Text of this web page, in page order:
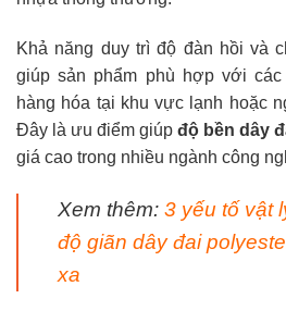
Khả năng duy trì độ đàn hồi và
giúp sản phẩm phù hợp với các
hàng hóa tại khu vực lạnh hoặc
Đây là ưu điểm giúp độ bền dây
giá cao trong nhiều ngành công
Xem thêm: 3 yếu tố vật
độ giãn dây đai
xa